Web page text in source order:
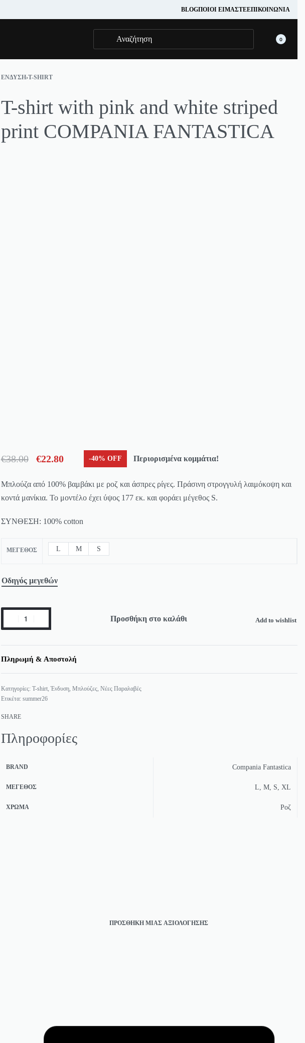
BLOGΠΟΙΟΊ ΕΊΜΑΣΤΕΕΠΙΚΟΙΝΩΝΊΑ
0
ΈΝΔΥΣΗ›T-SHIRT
T-shirt with pink and white striped
print COMPANIA FANTASTICA
€38.00 €22.80 -40% OFF Περιορισμένα κομμάτια!
Μπλούζα από 100% βαμβάκι με ροζ και άσπρες ρίγες. Πράσινη στρογγυλή λαιμόκοψη και
κοντά μανίκια. Το μοντέλο έχει ύψος 177 εκ. και φοράει μέγεθος S.
ΣΥΝΘΕΣΗ: 100% cotton
ΜΈΓΕΘΟΣ L M S
Οδηγός μεγεθών
Προσθήκη στο καλάθι Add to wishlist
Πληρωμή & Αποστολή
Κατηγορίες: T-shirt,Ένδυση, Μπλούζες, Νέες Παραλαβές
Ετικέτα: summer26
SHARE
Πληροφορίες
BRAND Compania Fantastica
ΜΈΓΕΘΟΣ L, M, S, XL
ΧΡΏΜΑ Ροζ
ΠΡΟΣΘΉΚΗ ΜΊΑΣ ΑΞΙΟΛΌΓΗΣΗΣ